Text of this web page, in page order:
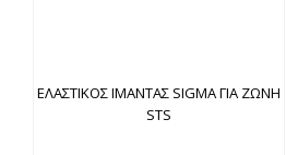
ΕΛΑΣΤΙΚΟΣ ΙΜΑΝΤΑΣ SIGMA ΓΙΑ ΖΩΝΗ
STS